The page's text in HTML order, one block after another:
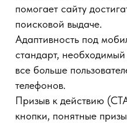
Сайт использует cookie-файлы для улучшения
работы